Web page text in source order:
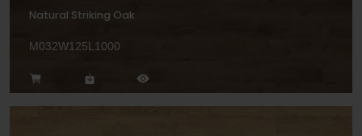
Natural Striking Oak
M032W125L1000